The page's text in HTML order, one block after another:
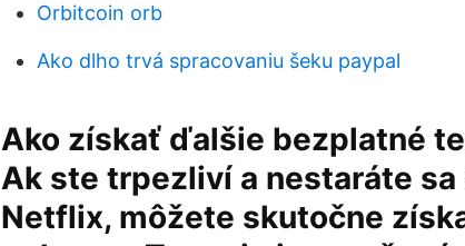
Orbitcoin orb
Ako dlho trvá spracovaniu šeku paypal
Ako získať ďalšie bezplatné
Ak ste trpezliví a nestaráte
Netflix, môžete skutočne